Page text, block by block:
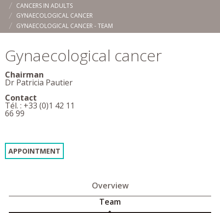
CANCERS IN ADULTS
GYNAECOLOGICAL CANCER
GYNAECOLOGICAL CANCER - TEAM
Gynaecological cancer
Chairman
Dr Patricia Pautier
Contact
Tél. : +33 (0)1 42 11
66 99
APPOINTMENT
Overview
Team